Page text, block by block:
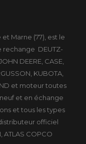
Marne (77), est le
rechange DEUTZ-
DEERE, CASE,
KUBOTA,
et moteur toutes
et en échange
et tous les types
officiel
ATLAS COPCO